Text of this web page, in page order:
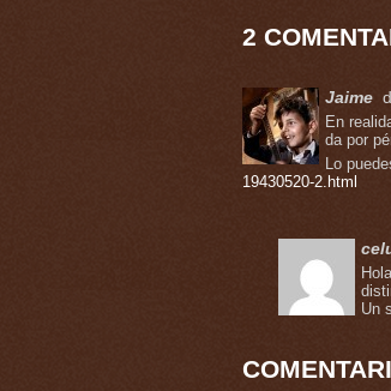
2
Jaime
En
da por
Lo
19430520-2.html
Un